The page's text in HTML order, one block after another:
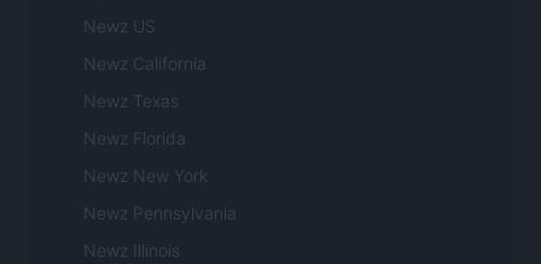
Newz US
Newz California
Newz Texas
Newz Florida
Newz New York
Newz Pennsylvania
Newz Illinois